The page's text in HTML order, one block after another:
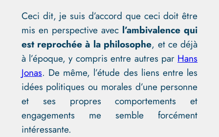
Ceci dit, je suis d’accord que ceci doit être
mis en perspective avec l’ambivalence qui
est reprochée à la philosophe, et ce déjà
à l’époque, y compris entre autres par Hans
Jonas. De même, l’étude des liens entre les
idées politiques ou morales d’une personne
et ses propres comportements et
engagements me semble forcément
intéressante.